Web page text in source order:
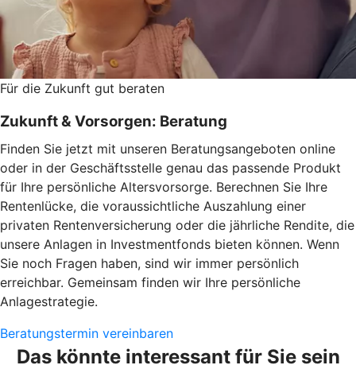
Für die Zukunft gut beraten
Zukunft & Vorsorgen: Beratung
Finden Sie jetzt mit unseren Beratungsangeboten online
oder in der Geschäftsstelle genau das passende Produkt
für Ihre persönliche Altersvorsorge. Berechnen Sie Ihre
Rentenlücke, die voraussichtliche Auszahlung einer
privaten Rentenversicherung oder die jährliche Rendite, die
unsere Anlagen in Investmentfonds bieten können. Wenn
Sie noch Fragen haben, sind wir immer persönlich
erreichbar. Gemeinsam finden wir Ihre persönliche
Anlagestrategie.
Beratungstermin vereinbaren
Das könnte interessant für Sie sein